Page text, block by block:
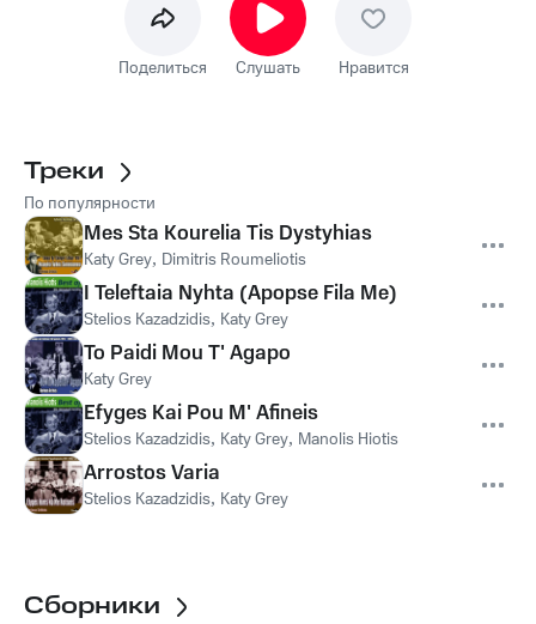
Поделиться Слушать Нравится
Треки
По популярности
Mes Sta Kourelia Tis Dystyhias
Katy Grey, Dimitris Roumeliotis
I Teleftaia Nyhta (Apopse Fila Me)
Stelios Kazadzidis, Katy Grey
To Paidi Mou T' Agapo
Katy Grey
Efyges Kai Pou M' Afineis
Stelios Kazadzidis, Katy Grey, Manolis Hiotis
Arrostos Varia
Stelios Kazadzidis, Katy Grey
Сборники